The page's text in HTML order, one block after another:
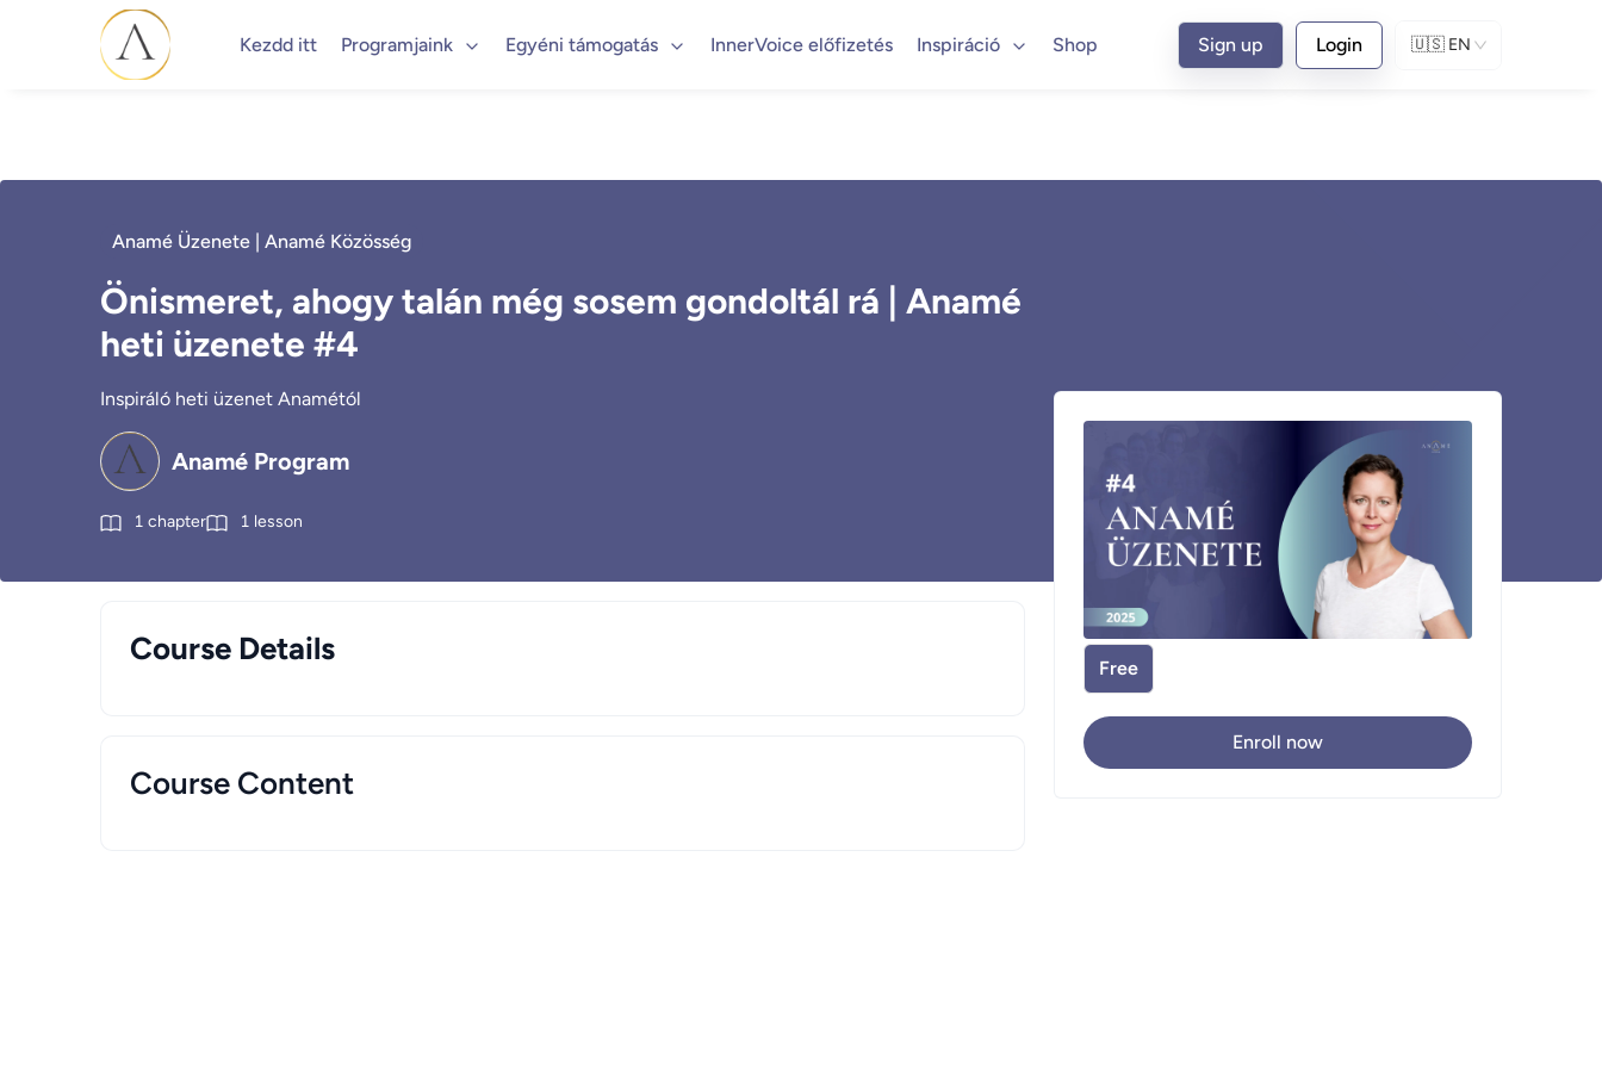
Kezdd itt Programjaink Egyéni támogatás InnerVoice előfizetés Inspiráció Shop Sign up Login 🇺🇸 EN
Anamé Üzenete | Anamé Közösség
Önismeret, ahogy talán még sosem gondoltál rá | Anamé
heti üzenete #4
Inspiráló heti üzenet Anamétól
Anamé Program
1 chapter 1 lesson
Course Details
Course Content
Free
Enroll now